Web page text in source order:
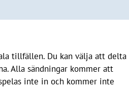
tillfällen. Du kan välja att delta
Alla sändningar kommer att
inte in och kommer inte